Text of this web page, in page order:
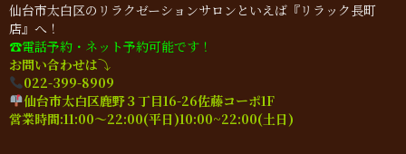
仙台市太白区のリラクゼーションサロンといえば『リラック長町
店』へ！
☎︎電話予約・ネット予約可能です！
お問い合わせは⤵
022-399-8909
仙台市太白区鹿野３丁目16-26佐藤コーポ1F
営業時間:11:00～22:00(平日)10:00~22:00(土日)